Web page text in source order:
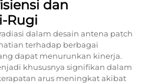
dan
Rugi
dalam desain antena patch
terhadap berbagai
dapat menurunkan kinerja.
khususnya signifikan dalam
arus meningkat akibat